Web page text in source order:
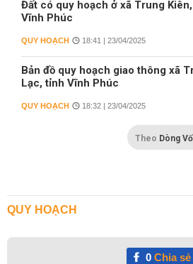
Đất có quy hoạch ở xã Trung
Vĩnh Phúc
QUY HOẠCH 18:41 | 23/04/2025
Bản đồ quy hoạch giao thông xã
Lạc, tỉnh Vĩnh Phúc
QUY HOẠCH 18:32 | 23/04/2025
Theo Dòng
QUY HOẠCH
0Chia sẻ